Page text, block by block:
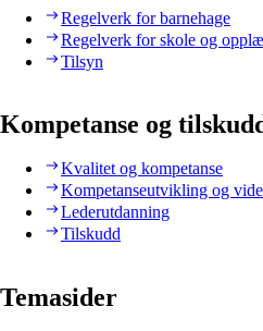
Regelverk for barnehage
Regelverk for skole og
Tilsyn
Kompetanse og
Kvalitet og kompetanse
Kompetanseutvikling og
Lederutdanning
Tilskudd
Temasider